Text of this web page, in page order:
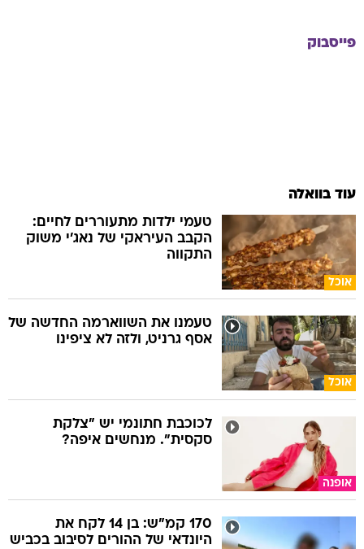
פייסבוק
עוד בוואלה
אוכל
טעמי ילדות מתעוררים לחיים:
הקבב העיראקי של נאג׳י משוק
התקווה
אוכל
טעמנו את השווארמה החדשה של
אסף גרניט, ולזה לא ציפינו
אופנה
לכוכבת חתונמי יש "צלקת
סקסית". מנחשים איפה?
170 קמ"ש: בן 14 לקח את
היונדאי של ההורים לסיבוב בכביש